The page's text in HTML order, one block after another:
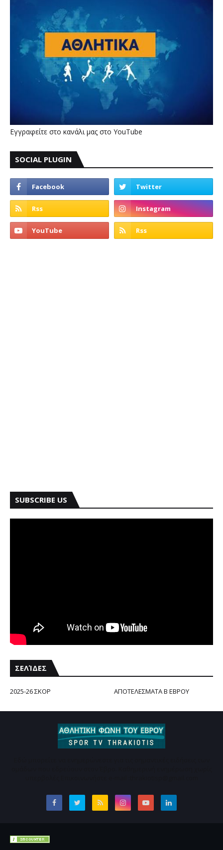
Εγγραφείτε στο κανάλι μας στο YouTube
SOCIAL PLUGIN
SUBSCRIBE US
ΣΕΛΊΔΕΣ
2025-26 ΣΚΟΡ ΑΠΟΤΕΛΕΣΜΑΤΑ Β ΕΒΡΟΥ